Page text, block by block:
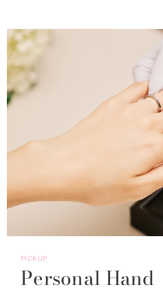
PICKUP
Personal Hand